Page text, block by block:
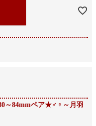
～84mmペア★♂♀～月羽